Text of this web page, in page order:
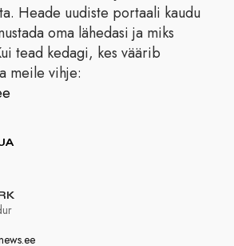
Heade uudiste portaali kaudu
oma lähedasi ja miks
tead kedagi, kes väärib
meile vihje: